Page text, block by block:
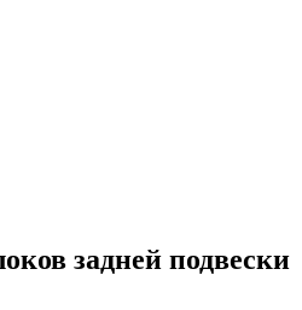
задней подвески